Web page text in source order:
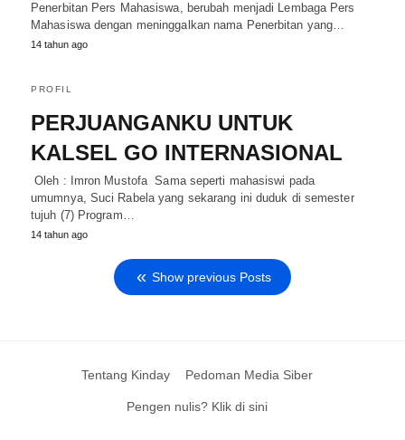
Penerbitan Pers Mahasiswa, berubah menjadi Lembaga Pers
Mahasiswa dengan meninggalkan nama Penerbitan yang…
14 tahun ago
PROFIL
PERJUANGANKU UNTUK
KALSEL GO INTERNASIONAL
Oleh : Imron Mustofa Sama seperti mahasiswi pada
umumnya, Suci Rabela yang sekarang ini duduk di semester
tujuh (7) Program…
14 tahun ago
Show previous Posts
Tentang Kinday Pedoman Media Siber
Pengen nulis? Klik di sini